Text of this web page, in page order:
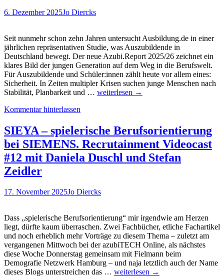
6. Dezember 2025Jo Diercks
Seit nunmehr schon zehn Jahren untersucht Ausbildung.de in einer
jährlichen repräsentativen Studie, was Auszubildende in
Deutschland bewegt. Der neue Azubi.Report 2025/26 zeichnet ein
klares Bild der jungen Generation auf dem Weg in die Berufswelt.
Für Auszubildende und Schüler:innen zählt heute vor allem eines:
Sicherheit. In Zeiten multipler Krisen suchen junge Menschen nach
Stabilität, Planbarkeit und … „Sicherheit
Währung
am
Arbeitsmarkt
–
auch
–
Ausbildung.de-
CEO
Felix
von
Zittwitz
über
den
weiterlesen →
Kommentar hinterlassen
SIEYA – spielerische Berufsorientierung
bei SIEMENS. Recrutainment Videocast
#12 mit Daniela Duschl und Stefan
Zeidler
17. November 2025Jo Diercks
Dass „spielerische Berufsorientierung“ mir irgendwie am Herzen
liegt, dürfte kaum überraschen. Zwei Fachbücher, etliche Fachartikel
und noch erheblich mehr Vorträge zu diesem Thema – zuletzt am
vergangenen Mittwoch bei der azubiTECH Online, als nächstes
diese Woche Donnerstag gemeinsam mit Fielmann beim
Demografie Netzwerk Hamburg – und naja letztlich auch der Name
dieses Blogs unterstreichen das … SIEYA
weiterlesen →